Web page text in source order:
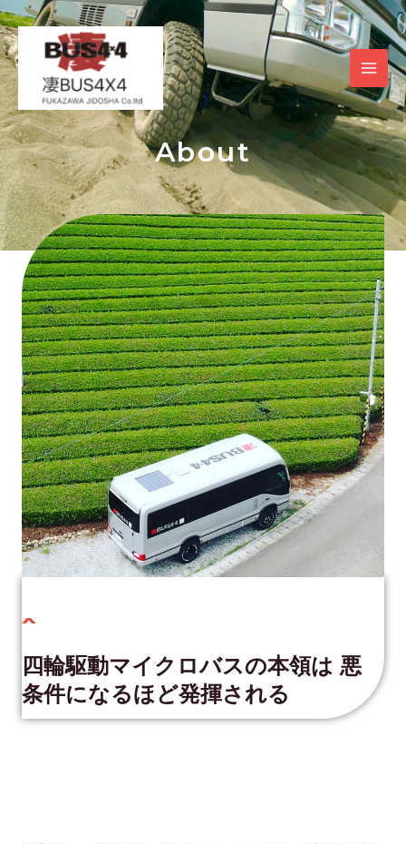
内
容
を
ス
キ
ッ
プ
About
四輪駆動マイクロバスの本領は 悪
条件になるほど発揮される